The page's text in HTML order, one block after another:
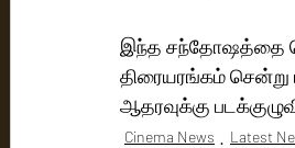
இந்த சந்தோஷத்தை
திரையரங்கம்
ஆதரவுக்கு
Cinema News Latest